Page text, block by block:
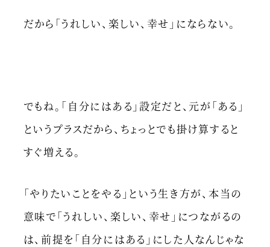
だから「うれしい、楽しい、幸せ」にならない。
でもね。「自分にはある」設定だと、元が「ある」
というプラスだから、ちょっとでも掛け算すると
すぐ増える。
「やりたいことをやる」という生き方が、本当の
意味で「うれしい、楽しい、幸せ」につながるの
は、前提を「自分にはある」にした人なんじゃな